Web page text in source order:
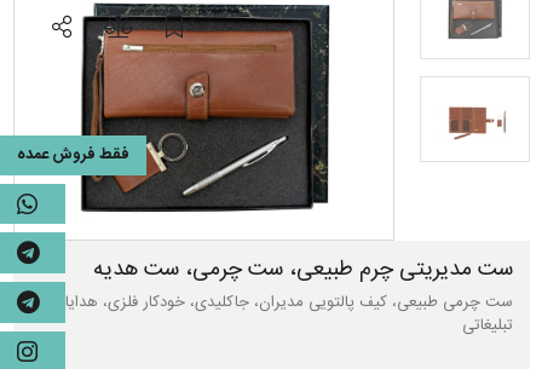
ست مدیریتی چرم طبیعی، ست چرمی، ست هدیه
ست چرمی طبیعی، کیف پالتویی مدیران، جاکلیدی، خودکار فلزی، هدایای
تبلیغاتی
فقط فروش عمده